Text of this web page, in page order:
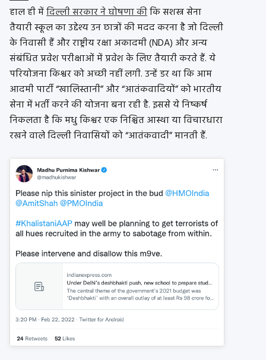
हाल ही मेंदिल्ली सरकार ने घोषणा कीकि सशस्त्र सेना
तैयारी स्कूल का उद्देश्य उन छात्रों की मदद करना है जो दिल्ली
के निवासी हैं और राष्ट्रीय रक्षा अकादमी (NDA) और अन्य
संबंधित प्रवेश परीक्षाओं में प्रवेश के लिए तैयारी करते हैं. ये
परियोजना किश्वर को अच्छी नहीं लगी. उन्हें डर था कि आम
आदमी पार्टी “खालिस्तानी” और “आतंकवादियों” को भारतीय
सेना में भर्ती करने की योजना बना रही है. इससे ये निष्कर्ष
निकलता है कि मधु किश्वर एक निश्चित आस्था या विचारधारा
रखने वाले दिल्ली निवासियों को “आतंकवादी” मानती हैं.